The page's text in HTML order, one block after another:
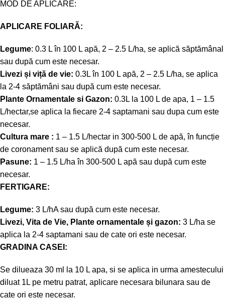
MOD DE APLICARE:
APLICARE FOLIARĂ:
Legume: 0.3 L în 100 L apă, 2 – 2.5 L/ha, se aplică săptămânal
sau după cum este necesar.
Livezi și viță de vie: 0.3L în 100 L apă, 2 – 2.5 L/ha, se aplica
la 2-4 săptămâni sau după cum este necesar.
Plante Ornamentale si Gazon: 0.3L la 100 L de apa, 1 – 1.5
L/hectar,se aplica la fiecare 2-4 saptamani sau dupa cum este
necesar.
Cultura mare : 1 – 1.5 L/hectar in 300-500 L de apă, în funcție
de coronament sau se aplică după cum este necesar.
Pasune: 1 – 1.5 L/ha în 300-500 L apă sau după cum este
necesar.
FERTIGARE:
Legume: 3 L/hA sau după cum este necesar.
Livezi, Vita de Vie, Plante ornamentale și gazon: 3 L/ha se
aplica la 2-4 saptamani sau de cate ori este necesar.
GRADINA CASEI:
Se dilueaza 30 ml la 10 L apa, si se aplica in urma amestecului
diluat 1L pe metru patrat, aplicare necesara bilunara sau de
cate ori este necesar.